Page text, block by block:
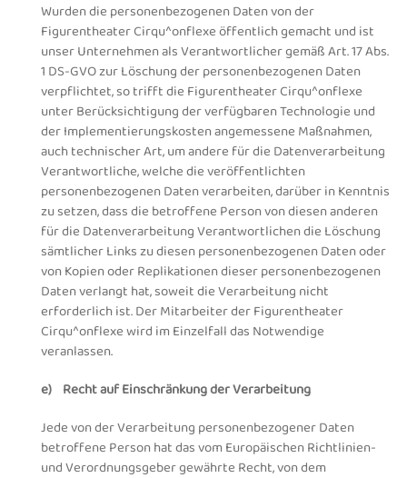
Wurden die personenbezogenen Daten von der
Figurentheater Cirqu^onflexe öffentlich gemacht und ist
unser Unternehmen als Verantwortlicher gemäß Art. 17 Abs.
1 DS-GVO zur Löschung der personenbezogenen Daten
verpflichtet, so trifft die Figurentheater Cirqu^onflexe
unter Berücksichtigung der verfügbaren Technologie und
der Implementierungskosten angemessene Maßnahmen,
auch technischer Art, um andere für die Datenverarbeitung
Verantwortliche, welche die veröffentlichten
personenbezogenen Daten verarbeiten, darüber in Kenntnis
zu setzen, dass die betroffene Person von diesen anderen
für die Datenverarbeitung Verantwortlichen die Löschung
sämtlicher Links zu diesen personenbezogenen Daten oder
von Kopien oder Replikationen dieser personenbezogenen
Daten verlangt hat, soweit die Verarbeitung nicht
erforderlich ist. Der Mitarbeiter der Figurentheater
Cirqu^onflexe wird im Einzelfall das Notwendige
veranlassen.
e) Recht auf Einschränkung der Verarbeitung
Jede von der Verarbeitung personenbezogener Daten
betroffene Person hat das vom Europäischen Richtlinien-
und Verordnungsgeber gewährte Recht, von dem